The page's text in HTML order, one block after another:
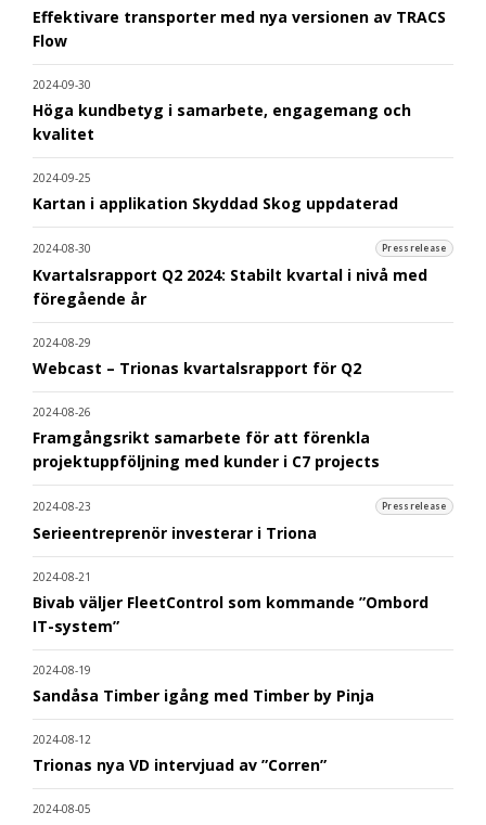
Effektivare transporter med nya versionen av TRACS
Flow
2024-09-30
Höga kundbetyg i samarbete, engagemang och
kvalitet
2024-09-25
Kartan i applikation Skyddad Skog uppdaterad
2024-08-30 Pressrelease
Kvartalsrapport Q2 2024: Stabilt kvartal i nivå med
föregående år
2024-08-29
Webcast – Trionas kvartalsrapport för Q2
2024-08-26
Framgångsrikt samarbete för att förenkla
projektuppföljning med kunder i C7 projects
2024-08-23 Pressrelease
Serieentreprenör investerar i Triona
2024-08-21
Bivab väljer FleetControl som kommande ”Ombord
IT-system”
2024-08-19
Sandåsa Timber igång med Timber by Pinja
2024-08-12
Trionas nya VD intervjuad av ”Corren”
2024-08-05